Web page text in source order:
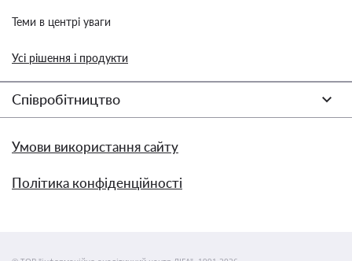
Теми в центрі уваги
Усі рішення і продукти
Співробітництво
Умови використання сайту
Політика конфіденційності